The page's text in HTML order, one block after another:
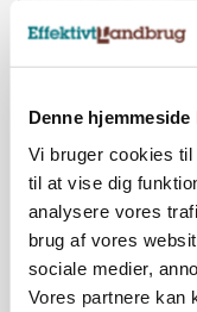
Denne
Vi bruger cookies
til at vise dig
analysere vores
brug af vores
sociale medier,
Vores partnere kan
POLITIK
»Nu stopper I«: